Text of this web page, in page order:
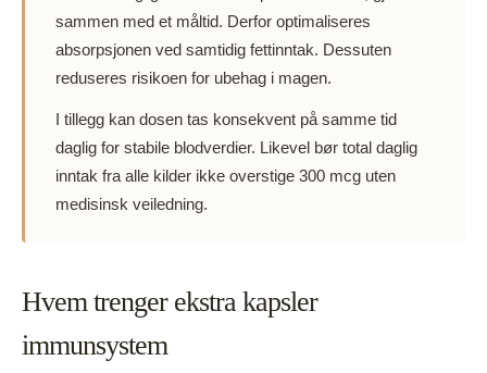
sammen med et måltid. Derfor optimaliseres
absorpsjonen ved samtidig fettinntak. Dessuten
reduseres risikoen for ubehag i magen.
I tillegg kan dosen tas konsekvent på samme tid
daglig for stabile blodverdier. Likevel bør total daglig
inntak fra alle kilder ikke overstige 300 mcg uten
medisinsk veiledning.
Hvem trenger ekstra kapsler
immunsystem